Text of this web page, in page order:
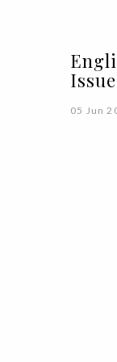
Issue
05 Jun